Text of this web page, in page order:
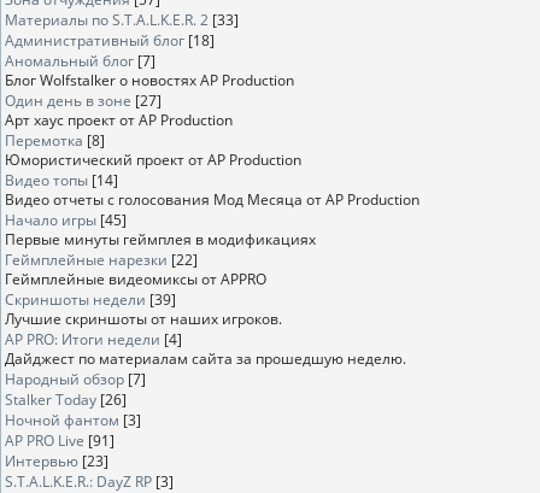
Материалы по S.T.A.L.K.E.R. 2 [33]
Административный блог [18]
Аномальный блог [7]
Блог Wolfstalker о новостях AP Production
Один день в зоне [27]
Арт хаус проект от AP Production
Перемотка [8]
Юмористический проект от AP Production
Видео топы [14]
Видео отчеты с голосования Мод Месяца от AP Production
Начало игры [45]
Первые минуты геймплея в модификациях
Геймплейные нарезки [22]
Геймплейные видеомиксы от APPRO
Скриншоты недели [39]
Лучшие скриншоты от наших игроков.
AP PRO: Итоги недели [4]
Дайджест по материалам сайта за прошедшую неделю.
Народный обзор [7]
Stalker Today [26]
Ночной фантом [3]
AP PRO Live [91]
Интервью [23]
S.T.A.L.K.E.R.: DayZ RP [3]